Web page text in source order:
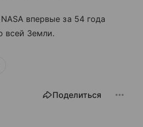
впервые за 54 года
всей Земли.
Поделиться